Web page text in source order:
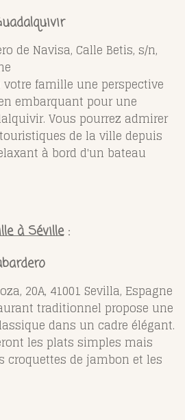
de Navisa, Calle Betis, s/n,
votre famille une perspective
embarquant pour une
Vous pourrez admirer
de la ville depuis
à bord d'un bateau
à Séville:
20A, 41001 Sevilla, Espagne
traditionnel propose une
dans un cadre élégant.
les plats simples mais
croquettes de jambon et les